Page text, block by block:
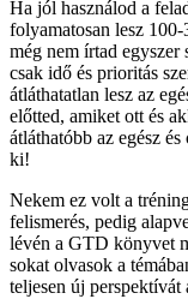
Ha jól használod a
folyamatosan lesz
még nem írtad egyszer
csak idő és prioritás
átláthatatlan lesz az
előtted, amiket ott és
átláthatóbb az egész
ki!
Nekem ez volt a
felismerés, pedig
lévén a GTD könyvet
sokat olvasok a
teljesen új